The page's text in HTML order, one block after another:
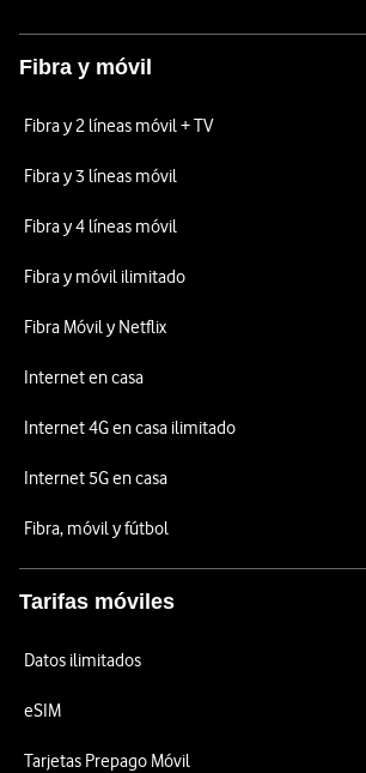
Fibra y móvil
Fibra y 2 líneas móvil + TV
Fibra y 3 líneas móvil
Fibra y 4 líneas móvil
Fibra y móvil ilimitado
Fibra Móvil y Netflix
Internet en casa
Internet 4G en casa ilimitado
Internet 5G en casa
Fibra, móvil y fútbol
Tarifas móviles
Datos ilimitados
eSIM
Tarjetas Prepago Móvil